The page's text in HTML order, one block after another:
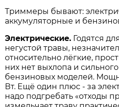
Триммеры бывают:
аккумуляторные и
Электрические. Годятся
негустой травы,
относительно лёгкие,
них нет выхлопа и
бензиновых моделей.
Вт. Ещё один плюс - за
надо подгребать «отходы